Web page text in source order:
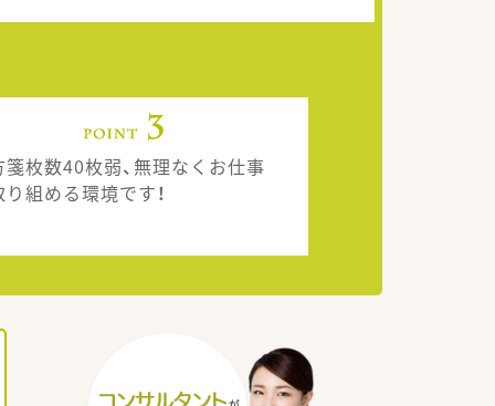
箋枚数40枚弱、無理なくお仕事
り組める環境です！